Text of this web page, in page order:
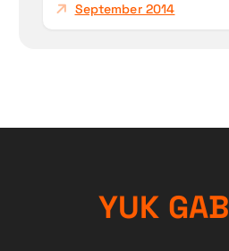
September 2014
YUK GAB